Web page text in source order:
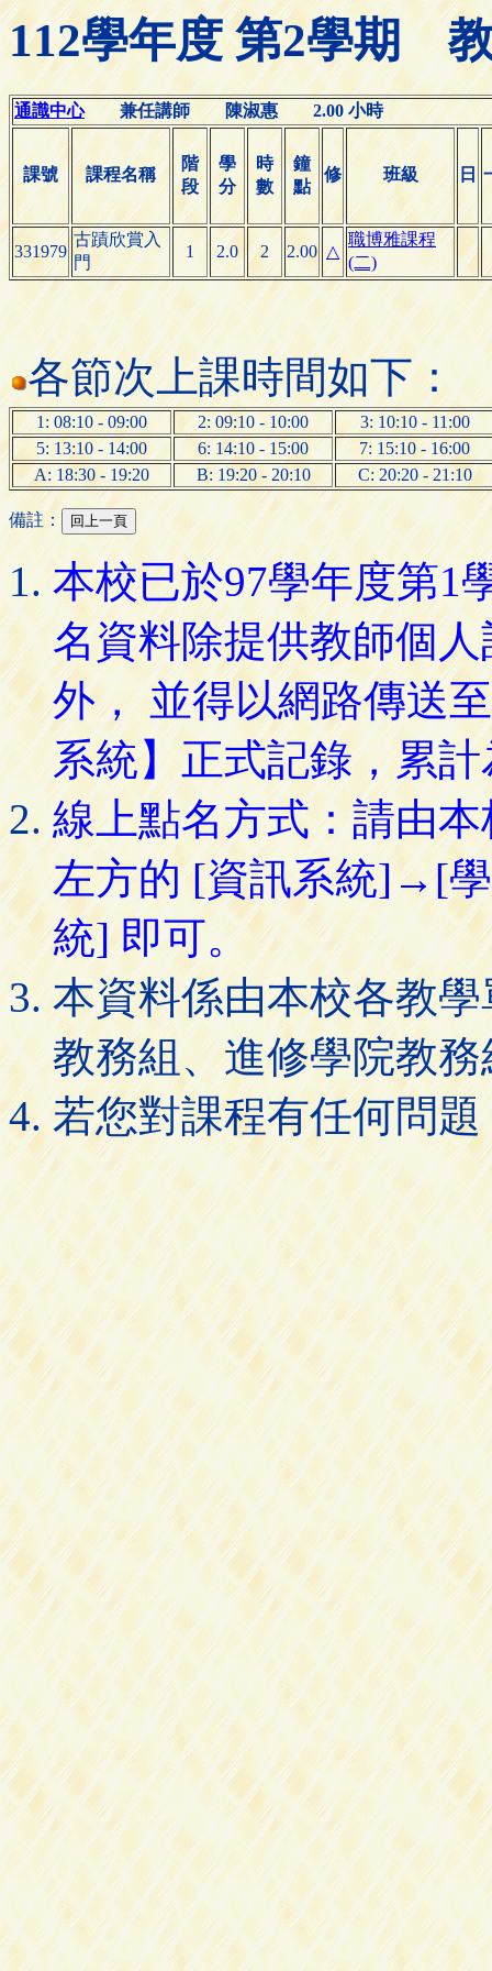
112學年度 第2學期
通識中心兼任講師 陳淑惠 2.00 小時
課號 課程名稱
階
段
學
分
時
數
鐘
點
修 班級 日
331979
古蹟欣賞入
門
1 2.0 2 2.00 △
職博雅課程
(二)
各節次上課時間如下：
1: 08:10 - 09:00 2: 09:10 - 10:00
3: 10:10 - 11:00
5: 13:10 - 14:00
6: 14:10 - 15:00
7: 15:10 - 16:00
A: 18:30 - 19:20
B: 19:20 - 20:10 C: 20:20 - 21:10
備註：
本校已於97學年度第1
名資料除提供教師個
外， 並得以網路傳送
系統】正式記錄，累
線上點名方式：請由
左方的 [資訊系統]→[
統] 即可。
本資料係由本校各教
教務組、進修學院教
若您對課程有任何問